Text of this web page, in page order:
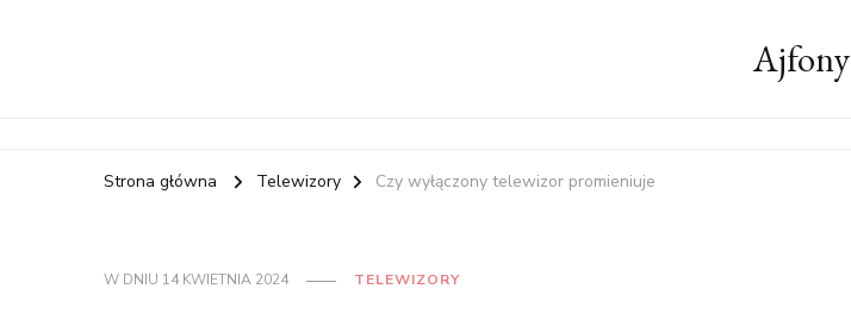
Ajfony
Strona główna Telewizory Czy wyłączony telewizor promieniuje
W DNIU 14 KWIETNIA 2024 TELEWIZORY